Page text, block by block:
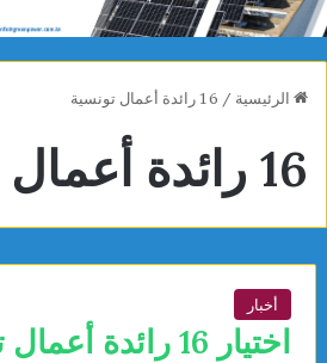
الرئيسية / 16 رائدة أعمال تونسية
16 رائدة أعمال تونسية
أخبار
اختيار 16 رائدة